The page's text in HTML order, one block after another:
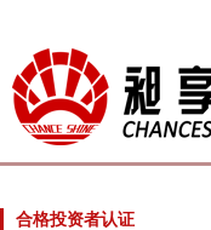
合格投资者认证